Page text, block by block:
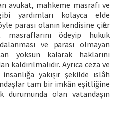
avukat, mahkeme masrafı ve
yardımları kolayca elde
parası olanın kendisine çifter
ödeyip hukuk
ve parası olmayan
yoksun kalarak haklarını
kaldırılmalıdır. Ayrıca ceza ve
yakışır şekilde ıslâh
tam bir imkân eşitliğine
durumunda olan vatandaşın